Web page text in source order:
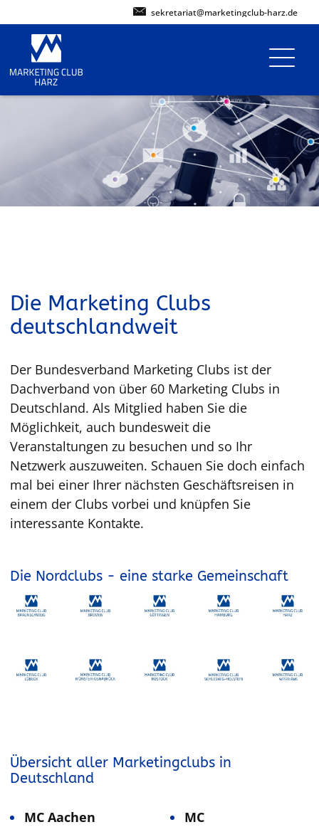
sekretariat@marketingclub-harz.de
Die Marketing Clubs
deutschlandweit
Der Bundesverband Marketing Clubs ist der
Dachverband von über 60 Marketing Clubs in
Deutschland. Als Mitglied haben Sie die
Möglichkeit, auch bundesweit die
Veranstaltungen zu besuchen und so Ihr
Netzwerk auszuweiten. Schauen Sie doch einfach
mal bei einer Ihrer nächsten Geschäftsreisen in
einem der Clubs vorbei und knüpfen Sie
interessante Kontakte.
Die Nordclubs - eine starke Gemeinschaft
Übersicht aller Marketingclubs in
Deutschland
MC Aachen
MC